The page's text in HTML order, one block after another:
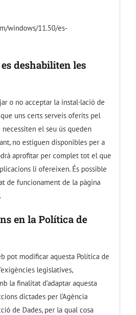
windows/11.50/es-
deshabiliten les
o no acceptar la instal·lació de
uns certs serveis oferits pel
el seu ús queden
no estiguen disponibles per a
aprofitar per complet tot el que
li ofereixen. És possible
de funcionament de la pàgina
en la Política de
pot modificar aquesta Política de
legislatives,
la finalitat d’adaptar aquesta
dictades per l’Agència
de Dades, per la qual cosa